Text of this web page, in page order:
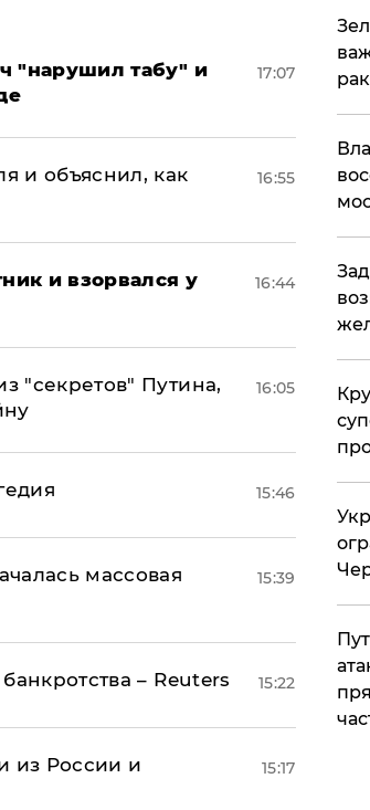
"нарушил табу" и
17:07
и объяснил, как
16:55
и взорвался у
16:44
"секретов" Путина,
16:05
15:46
массовая
15:39
– Reuters 15:22
из России и
15:17